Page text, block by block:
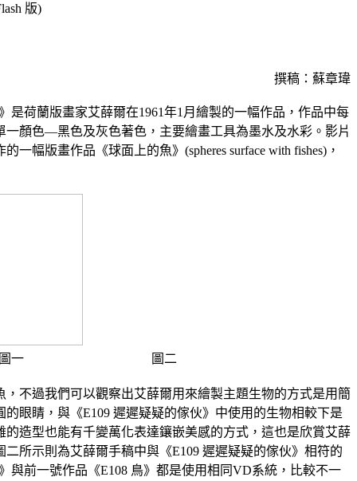
版)
撰稿：蘇章瑋
是荷蘭版畫家艾薛爾在1961年1月繪製的一幅作品，作品中每
一顏色―黑色及灰色著色，主要繪畫工具為墨水及水彩。影片
一幅版畫作品《球面上的魚》(spheres surface with fishes)，
一 圖二
不過我們可以觀察出艾薛爾用來繪製主題生物的方式是用簡
眼睛，與《E109 遲遲疑疑的傢伙》中使用的生物相較下是
的造型也能有千變萬化表達鑲嵌美感的方式，這也是欣賞艾薛
所示則為艾薛爾手稿中與《E109 遲遲疑疑的傢伙》相符的
與前一號作品《E108 鳥》都是使用相同VD系統，比較不一